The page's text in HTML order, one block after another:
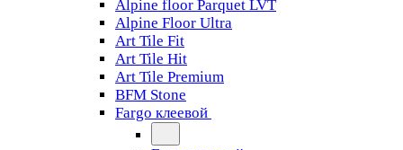
Alpine floor Parquet LVT
Alpine Floor Ultra
Art Tile Fit
Art Tile Hit
Art Tile Premium
BFM Stone
Fargo клеевой